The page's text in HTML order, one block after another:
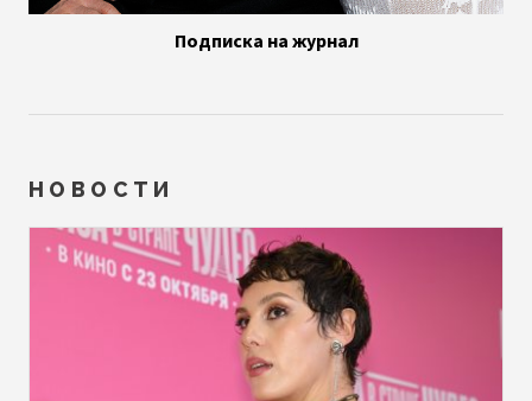
Подписка на журнал
НОВОСТИ